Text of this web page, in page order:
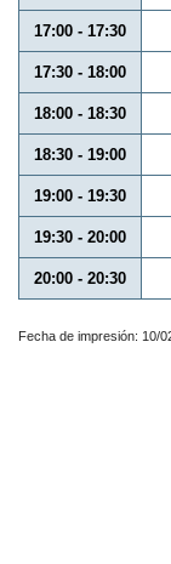
17:00 - 17:30
17:30 - 18:00
18:00 - 18:30
18:30 - 19:00
19:00 - 19:30
19:30 - 20:00
20:00 - 20:30
Fecha de impresión: 10/